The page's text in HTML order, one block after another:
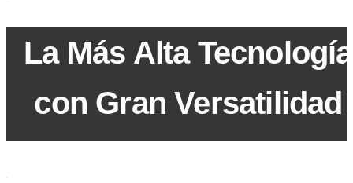
La Más Alta Tecnología
con Gran Versatilidad